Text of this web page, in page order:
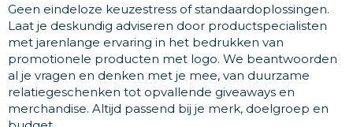
Geen eindeloze keuzestress of standaardoplossingen.
Laat je deskundig adviseren door productspecialisten
met jarenlange ervaring in het bedrukken van
promotionele producten met logo. We beantwoorden
al je vragen en denken met je mee, van duurzame
relatiegeschenken tot opvallende giveaways en
merchandise. Altijd passend bij je merk, doelgroep en